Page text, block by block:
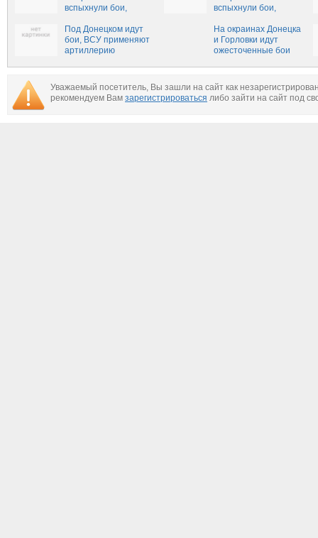
вспыхнули бои,
территорию ДНР и
ЛНР (ВИДЕО)
вспыхнули бои,
территорию ЛНР
(ВИДЕО)
Под Донецком идут
бои, ВСУ применяют
артиллерию
На окраинах Донецка
и Горловки идут
ожесточенные бои
Уважаемый посетитель, Вы зашли на сайт как
рекомендуем Вам зарегистрироваться либо зайти на сайт под